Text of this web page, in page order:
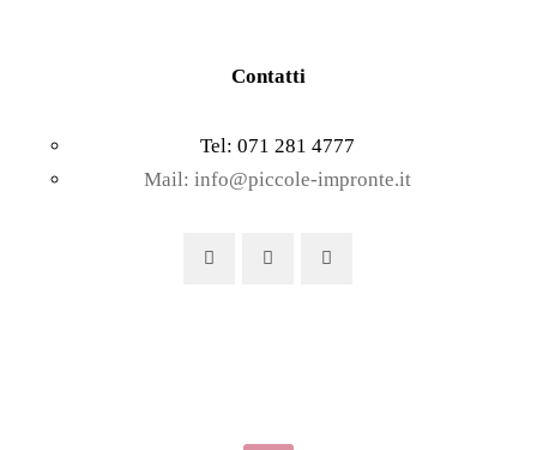
Contatti
Tel: 071 281 4777
Mail: info@piccole-impronte.it